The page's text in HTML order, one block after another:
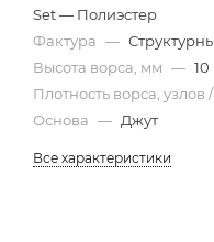
Set — Полиэстер
Фактура —
Высота ворса, мм — 10
Плотность ворса, узлов
Основа — Джут
Все характеристики